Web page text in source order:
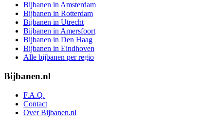
Bijbanen in Amsterdam
Bijbanen in Rotterdam
Bijbanen in Utrecht
Bijbanen in Amersfoort
Bijbanen in Den Haag
Bijbanen in Eindhoven
Alle bijbanen per regio
Bijbanen.nl
F.A.Q.
Contact
Over Bijbanen.nl